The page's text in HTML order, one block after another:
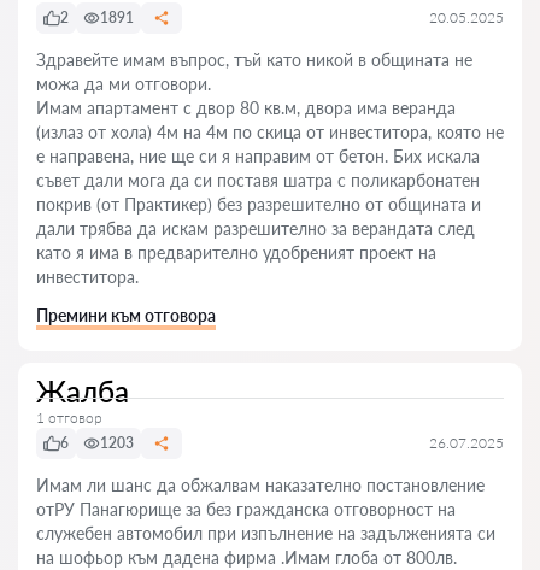
2 1891 20.05.2025
Здравейте имам въпрос, тъй като никой в общината не
можа да ми отговори.
Имам апартамент с двор 80 кв.м, двора има веранда
(излаз от хола) 4м на 4м по скица от инвеститора, която не
е направена, ние ще си я направим от бетон. Бих искала
съвет дали мога да си поставя шатра с поликарбонатен
покрив (от Практикер) без разрешително от общината и
дали трябва да искам разрешително за верандата след
като я има в предварително удобреният проект на
инвеститора.
Премини към отговора
Жалба
1 отговор
6
1203 26.07.2025
Имам ли шанс да обжалвам наказателно постановление
отРУ Панагюрище за без гражданска отговорност на
служебен автомобил при изпълнение на задълженията си
на шофьор към дадена фирма .Имам глоба от 800лв.